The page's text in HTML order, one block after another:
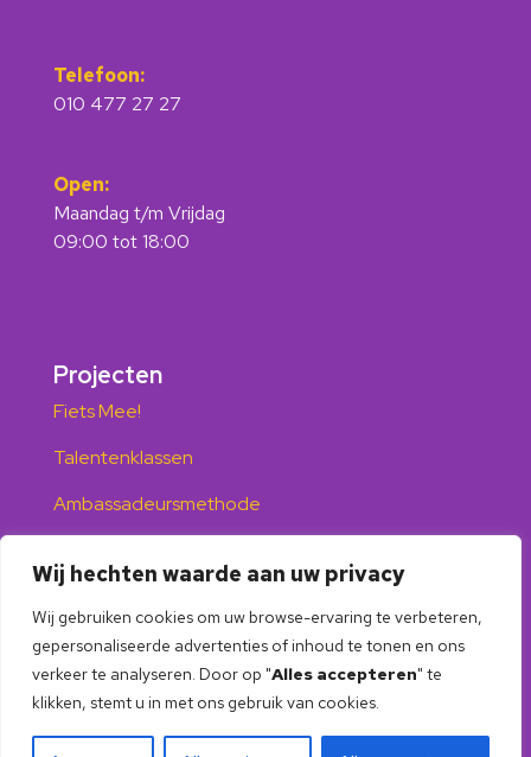
Wij hechten waarde aan uw privacy
Wij gebruiken cookies om uw browse-ervaring te verbeteren,
gepersonaliseerde advertenties of inhoud te tonen en ons
verkeer te analyseren. Door op "Alles accepteren" te
klikken, stemt u in met ons gebruik van cookies.
Telefoon:
010 477 27 27
Open:
Maandag t/m Vrijdag
09:00 tot 18:00
Projecten
Fiets Mee!
Talentenklassen
Ambassadeursmethode